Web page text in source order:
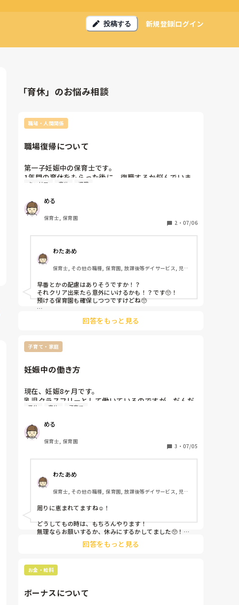
投稿する 新規登録ログイン
「育休」のお悩み相談
職場・人間関係
職場復帰について
第一子妊娠中の保育士です。
1年間の育休をもらった後に、復職するか悩んでいま
す。(もちろん、復職前提の育休であることは知ってい
保育士でありながら、小さいうちは子どもを自分の近
くで育てたいという思いが昔からありました。
また自身の職場が家から近いわけではなく、旦那の平
日の家事、育児協力も仕事上期待できなさそうです。
が、色々考えると難しいのかなと。
現場じゃない仕事もやってみたい気持ちもあって、悩
んでいます。
キャリア 育休 退職
める
保育士, 保育園
2 ・ 07/06
わたあめ
保育士, その他の職種, 保育園, 放課後等デイサービス, 児童
早番とかの配慮はありそうですか！？
それクリア出来たら意外にいけるかも！？です🥺！
預ける保育園も確保しつつですけどね🥺
とりあえず、出産して子育て中に色々考えるのもありで
うちのコの行ってるところでは
2年後またお会いしましょう！
2年後お会いしましょう！って
もう会えないわ！って笑
第一子で復職後妊娠することもあるかも？なので、まだ
回答をもっと見る
子育て・家庭
妊娠中の働き方
現在、妊娠8ヶ月です。
乳児クラスフリーとして働いているのですが、だんだ
ん身体も重く、動くのもしんどくなってきています。
動いているのですが、この仕事上身体的にしんどいこ
とも多いです。
それでもお金をもらって働いている以上、出来る限り
はやりたいと思っています。
ないようなポジションを回してくれますが、どうして
も椅子を運ばなければいけない時や子どもを抱っこし
なければいけない時もあります。
同じように妊娠されて現場で働いている保育士さん
は、どんな働き方をされていますか？
産休 育休 子育て
める
保育士, 保育園
3 ・ 07/05
わたあめ
保育士, その他の職種, 保育園, 放課後等デイサービス, 児童
周りに恵まれてますね☺️！
どうしてもの時は、もちろんやります！
無理ならお願いするか、休みにするかしてました🥺！
無理はしない範囲で頑張ってください☺️！
回答をもっと見る
お金・給料
ボーナスについて